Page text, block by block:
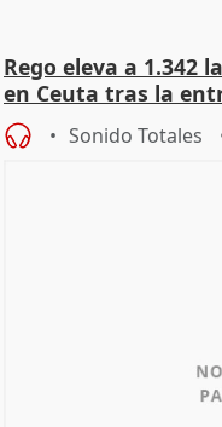
Rego eleva a 1.342
en Ceuta tras la
Sonido Totales